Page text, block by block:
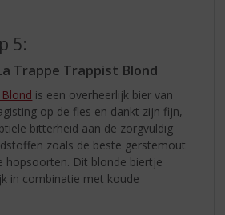
5:
Trappe Trappist Blond
is een overheerlijk bier van
op de fles en dankt zijn fijn,
bitterheid aan de zorgvuldig
zoals de beste gerstemout
hopsoorten. Dit blonde biertje
in combinatie met koude